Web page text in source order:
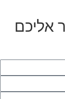
אליכם